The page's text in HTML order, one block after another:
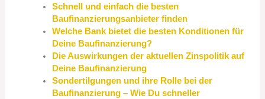
Schnell und einfach die besten
Baufinanzierungsanbieter finden
Welche Bank bietet die besten Konditionen für
Deine Baufinanzierung?
Die Auswirkungen der aktuellen Zinspolitik auf
Deine Baufinanzierung
Sondertilgungen und ihre Rolle bei der
Baufinanzierung – Wie Du schneller